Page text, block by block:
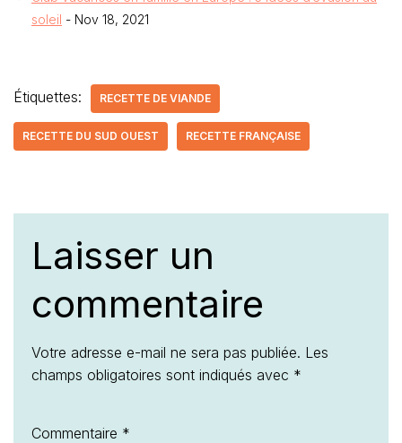
soleil - Nov 18, 2021
Étiquettes: RECETTE DE VIANDE
RECETTE DU SUD OUEST RECETTE FRANÇAISE
Laisser un
commentaire
Votre adresse e-mail ne sera pas publiée. Les
champs obligatoires sont indiqués avec *
Commentaire *